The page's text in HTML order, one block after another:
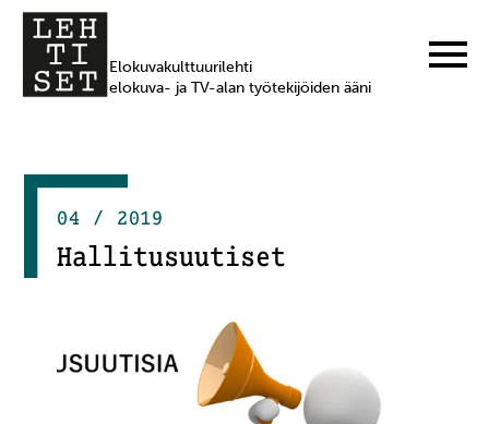
Elokuvakulttuurilehti
elokuva- ja TV-alan työtekijöiden ääni
04 / 2019
Hallitusuutiset